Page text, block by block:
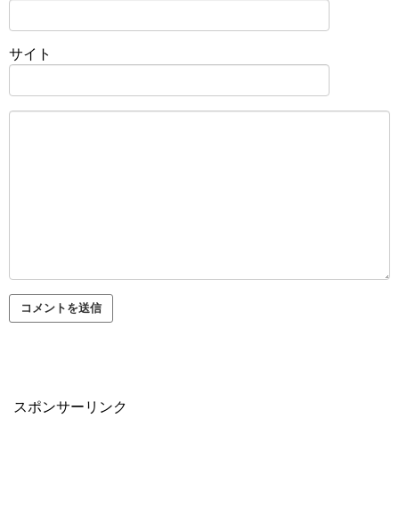
サイト
スポンサーリンク